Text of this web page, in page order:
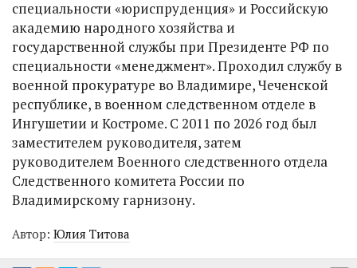
специальности «юриспруденция» и Российскую
академию народного хозяйства и
государственной службы при Президенте РФ по
специальности «менеджмент». Проходил службу в
военной прокуратуре во Владимире, Чеченской
республике, в военном следственном отделе в
Ингушетии и Костроме. С 2011 по 2026 год был
заместителем руководителя, затем
руководителем Военного следственного отдела
Следственного комитета России по
Владимирскому гарнизону.
Автор: Юлия Титова